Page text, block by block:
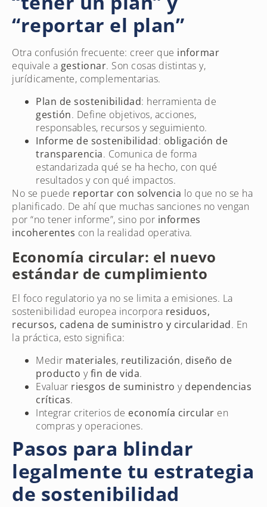
“reportar el plan”
Otra confusión frecuente: creer que informar
equivale a gestionar. Son cosas distintas y,
jurídicamente, complementarias.
Plan de sostenibilidad: herramienta de
gestión. Define objetivos, acciones,
responsables, recursos y seguimiento.
Informe de sostenibilidad: obligación de
transparencia. Comunica de forma
estandarizada qué se ha hecho, con qué
resultados y con qué impactos.
No se puede reportar con solvencia lo que no se ha
planificado. De ahí que muchas sanciones no vengan
por “no tener informe”, sino por informes
incoherentes con la realidad operativa.
Economía circular: el nuevo
estándar de cumplimiento
El foco regulatorio ya no se limita a emisiones. La
sostenibilidad europea incorpora residuos,
recursos, cadena de suministro y circularidad. En
la práctica, esto significa:
Medir materiales, reutilización, diseño de
producto yfin de vida.
Evaluar riesgos de suministro y dependencias
críticas.
Integrar criterios de economía circular en
compras y operaciones.
Pasos para blindar
legalmente tu estrategia
de sostenibilidad